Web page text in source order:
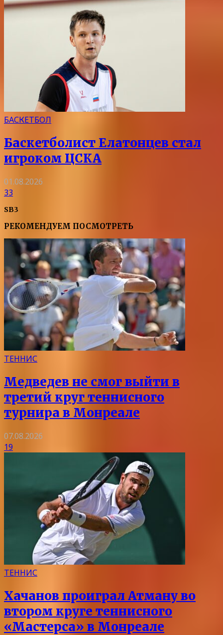
БАСКЕТБОЛ
Баскетболист Елатонцев стал
игроком ЦСКА
01.08.2026
33
SB3
РЕКОМЕНДУЕМ ПОСМОТРЕТЬ
ТЕННИС
Медведев не смог выйти в
третий круг теннисного
турнира в Монреале
07.08.2026
19
ТЕННИС
Хачанов проиграл Атману во
втором круге теннисного
«Мастерса» в Монреале